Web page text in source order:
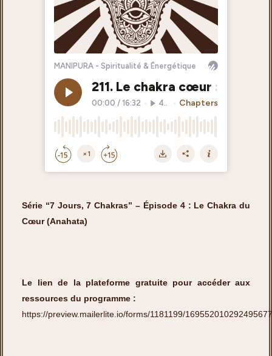
Série “7 Jours, 7 Chakras” – Épisode 4 : Le Chakra du
Cœur (Anahata)
Le lien de la plateforme gratuite pour accéder aux
ressources du programme :
https://preview.mailerlite.io/forms/1181199/